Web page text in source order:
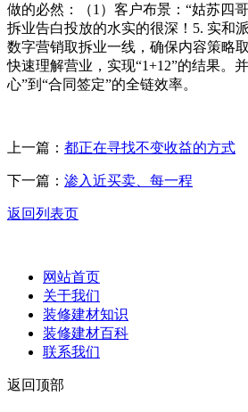
做的必然：（1）客户布景：“姑苏四
拆业告白投放的水实的很深！5. 实和
数字营销取拆业一线，确保内容策略
快速理解营业，实现“1+12”的结果。
心”到“合同签定”的全链效率。
上一篇： 都正在寻找不变收益的方式
下一篇： 渗入近买卖、每一程
返回列表页
网站首页
关于我们
装修建材知识
装修建材百科
联系我们
返回顶部